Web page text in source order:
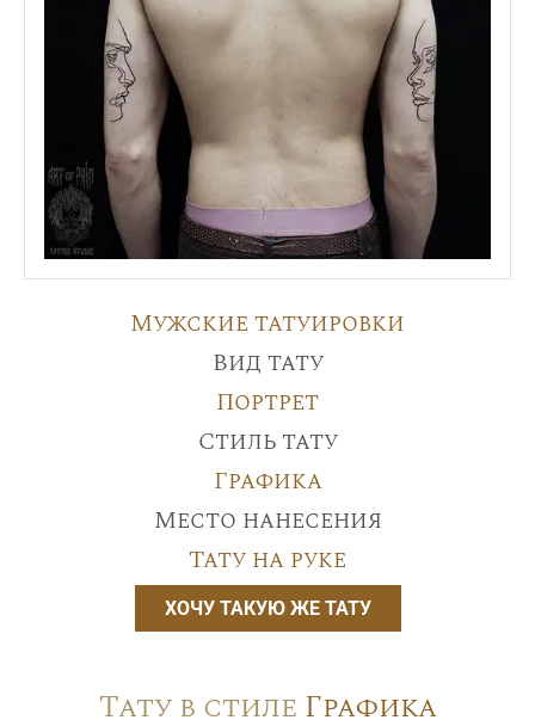
Мужские татуировки
Вид тату
Портрет
Стиль тату
Графика
Место нанесения
Тату на руке
ХОЧУ ТАКУЮ ЖЕ ТАТУ
Тату в стиле Графика